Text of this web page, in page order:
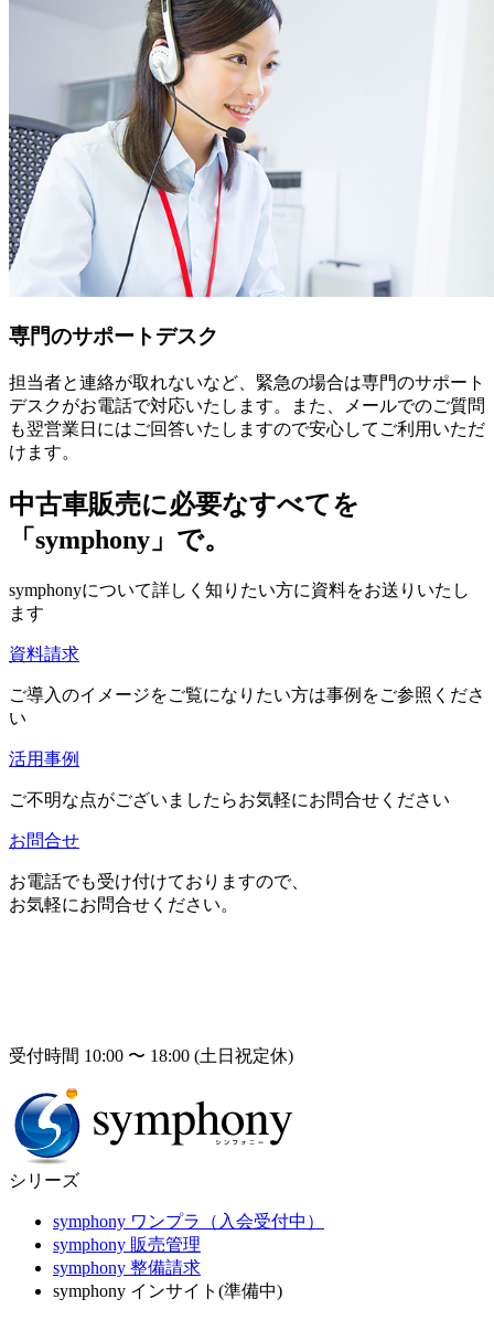
専門のサポートデスク
担当者と連絡が取れないなど、緊急の場合は専門のサポート
デスクがお電話で対応いたします。また、メールでのご質問
も翌営業日にはご回答いたしますので安心してご利用いただ
けます。
中古車販売に必要なすべてを
「symphony」で。
symphonyについて詳しく知りたい方に資料をお送りいたし
ます
資料請求
ご導入のイメージをご覧になりたい方は事例をご参照くださ
い
活用事例
ご不明な点がございましたらお気軽にお問合せください
お問合せ
お電話でも受け付けておりますので、
お気軽にお問合せください。
受付時間 10:00 〜 18:00 (土日祝定休)
シリーズ
symphony ワンプラ（入会受付中）
symphony 販売管理
symphony 整備請求
symphony インサイト(準備中)